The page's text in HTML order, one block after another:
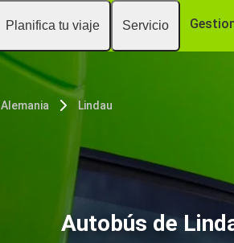
Planifica tu viaje Servicio
Alemania Lindau
Autobús de